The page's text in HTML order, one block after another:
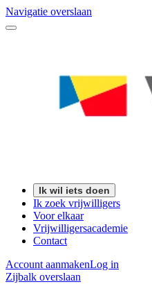
Navigatie overslaan
Ik wil iets doen
Ik zoek vrijwilligers
Voor elkaar
Vrijwilligersacademie
Contact
Account aanmakenLog in
Zijbalk overslaan